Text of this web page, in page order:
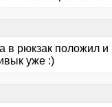
в рюкзак положил и
уже :)